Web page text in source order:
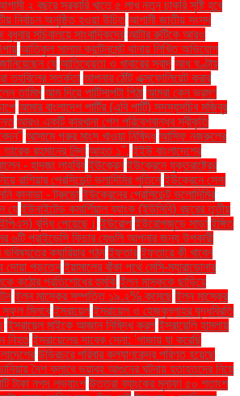
২ বছরে সরকারি খাতে ৫ লাখ নতুন চাকরি সৃষ্টি হবে
নির্বাচন অনুষ্ঠিত হওয়া উচিত আগামী জাতীয় সংসদ
সচিবালয়ে সাংবাদিকদের আটার রুটিকে আরও
আতিকুল সালাম ক্যান্টনমেন্ট থানায় লিখিত অভিযোগ
যে আতিথেয়তা ও খাবারের স্বাদ আধ ঘণ্টায়
তহবিলের সতর্কতা আপনার ঠোঁট এক্সফোলিয়েট করার
তামিম আম দিয়ে পাটিসাপটা পিঠা আমরা কেন ভ্রমণ
আমার বাংলাদেশ পার্টির (এবি পার্টি) সদস্যসচিব মজিবুর
আরও একটি কারখানা পেল পরিবেশবান্ধব স্বীকৃতি
আসামে গরুর মাংস খাওয়া নিষিদ্ধ আসিফ নজরুলের
রহমানের নিন্দা আহত ১". ইইউ বাংলাদেশের
- হাদজা লাহবিব ইউক্রেন ইউক্রেনে যুক্তরাষ্ট্রের
রাশিয়ার প্রেসিডেন্ট ভ্লাদিমির পুতিনে ইউক্রেনে সেনা
কানাডা - ট্রুডো ইউক্রেনের প্রেসিডেন্ট ভলোদিমির
যে ইউনাইটেড কমার্শিয়াল ব্যাংক (ইউসিবি) বছরের তৃতীয়
বৃদ্ধি পেয়েছে। ইউরোপ ইউরোপজুড়ে সাড়া ইঙ্গিত
৬টি প্রাইভেসি ফিচার যেগুলি আপনার জন্য উপকারী
ভবিষ্যতের ক্যারিয়ার গঠন ইফতার ইফতারে কী খাবেন
দোয়া পড়তেন ইয়ামালের বাঁকা পথে মেসি-ম্যারাডোনার
কঠোর প্রতিশোধের হুমকি ইলন মাস্ককে ছাড়িয়ে
ইলন মাস্কের সম্পত্তি ১৯.২% কমেছে ইলন মাস্কের
সুফল মিলবে ইসরায়েল ইসরায়েল ও হেজবুল্লাহর যুদ্ধবিরতি
ইসরায়েল মাইকে আজান নিষিদ্ধ করল ইসরায়েলি হামলায়
নিহত ইসরায়েলের সাবেক সেনা: 'গাজায় যা করেছি
উড়িরচরে পরিবার কল্যাণকেন্দ্র পরিণত হয়েছে
নৈশ ক্লাবে ভয়াবহ আগুনের ঘটনায় হতাহতদের নিয়ে
টাকা নগদ লভ্যাংশ উত্তরা ব্যাংকের মুনাফা ৫০ শতাংশ